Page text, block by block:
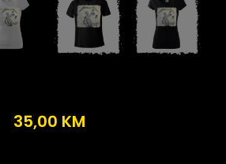
35,00 KM